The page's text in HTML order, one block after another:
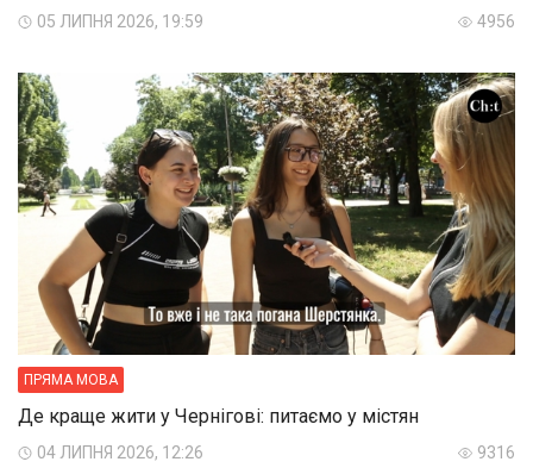
05 ЛИПНЯ 2026, 19:59 4956
ПРЯМА МОВА
Де краще жити у Чернігові: питаємо у містян
04 ЛИПНЯ 2026, 12:26 9316